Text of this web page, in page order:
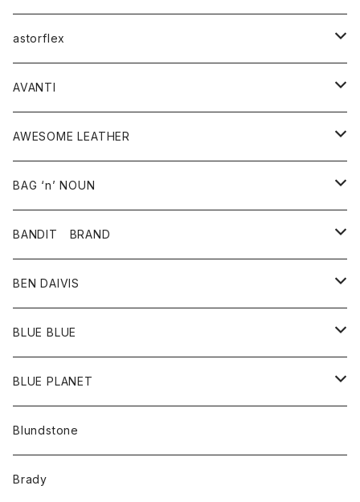
スカート
バッグ
シューズ
アクセサリー
その他雑貨
コート
ジャケット
トップス
ベスト
シャツ
ワンピース
ボトム
スカート
パンツ
グッズ
靴
アクセサリー
ウォレット
バッグ
astorflex
グッズ
靴
AVANTI
シャツ
AWESOME LEATHER
アウター
革ジャケット
BAG ‘n’ NOUN
アクセサリー
バッグ
ポーチ
BANDIT BRAND
トップス
Ｔシャツ
BEN DAIVIS
ポトム
パンツ
BLUE BLUE
アウター
カーディガン
コート
アクセサリー
バッグ
キッズ
BLUE PLANET
サングラス
Blundstone
Brady